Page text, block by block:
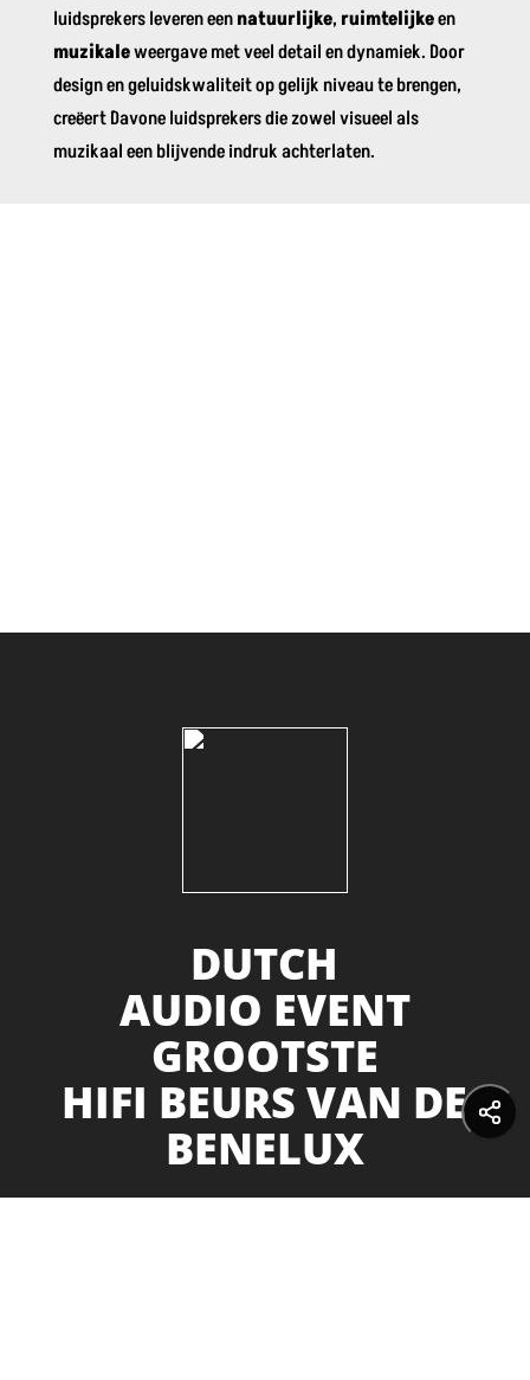
luidsprekers leveren eennatuurlijke, ruimtelijkeen
muzikaleweergave met veel detail en dynamiek. Door
design en geluidskwaliteit op gelijk niveau te brengen,
creëert Davone luidsprekers die zowel visueel als
muzikaal een blijvende indruk achterlaten.
DUTCH
AUDIO EVENT
GROOTSTE
HIFI BEURS VAN DE
BENELUX